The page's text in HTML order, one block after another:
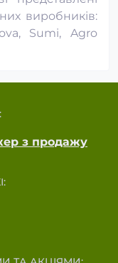
виробників:
Sumi, Agro
з продажу